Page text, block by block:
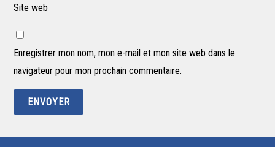
Site web
Enregistrer mon nom, mon e-mail et mon site web dans le
navigateur pour mon prochain commentaire.